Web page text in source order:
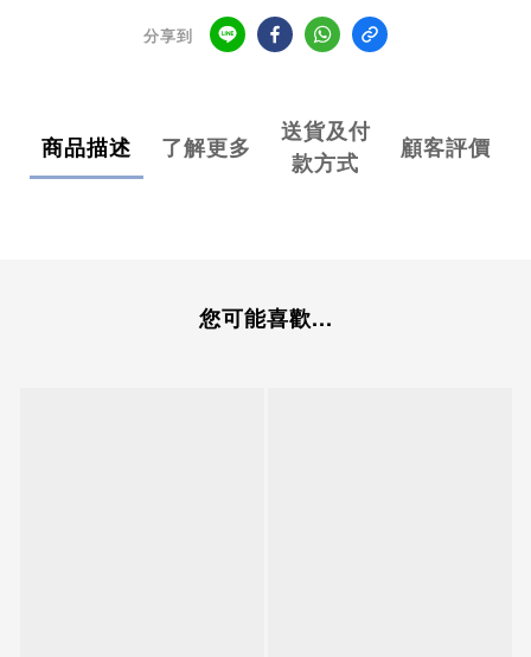
分享到
商品描述 了解更多
送貨及付
款方式
顧客評價
您可能喜歡...